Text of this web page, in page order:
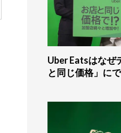
Uber Eatsはなぜ
と同じ価格」に